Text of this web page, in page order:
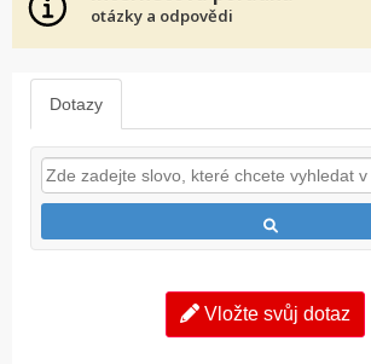
otázky a odpovědi
Dotazy
Vložte svůj dotaz